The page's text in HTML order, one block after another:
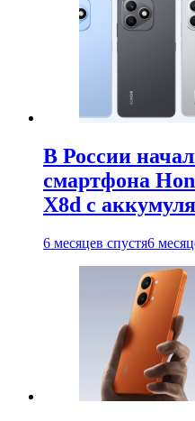
В России
смартфона
X8d с
6 месяцев спустя6